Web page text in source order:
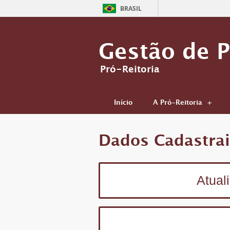
BRASIL
Gestão de
Pró-Reitoria
Início A Pró-Reitoria
Dados